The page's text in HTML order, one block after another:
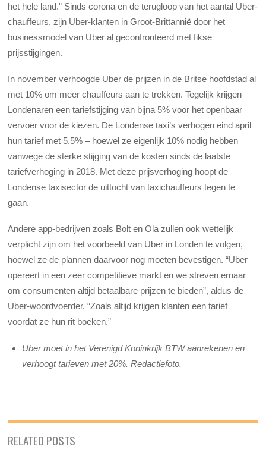
het hele land.” Sinds corona en de terugloop van het aantal Uber-
chauffeurs, zijn Uber-klanten in Groot-Brittannië door het
businessmodel van Uber al geconfronteerd met fikse
prijsstijgingen.
In november verhoogde Uber de prijzen in de Britse hoofdstad al
met 10% om meer chauffeurs aan te trekken. Tegelijk krijgen
Londenaren een tariefstijging van bijna 5% voor het openbaar
vervoer voor de kiezen. De Londense taxi’s verhogen eind april
hun tarief met 5,5% – hoewel ze eigenlijk 10% nodig hebben
vanwege de sterke stijging van de kosten sinds de laatste
tariefverhoging in 2018. Met deze prijsverhoging hoopt de
Londense taxisector de uittocht van taxichauffeurs tegen te
gaan.
Andere app-bedrijven zoals Bolt en Ola zullen ook wettelijk
verplicht zijn om het voorbeeld van Uber in Londen te volgen,
hoewel ze de plannen daarvoor nog moeten bevestigen. “Uber
opereert in een zeer competitieve markt en we streven ernaar
om consumenten altijd betaalbare prijzen te bieden”, aldus de
Uber-woordvoerder. “Zoals altijd krijgen klanten een tarief
voordat ze hun rit boeken.”
Uber moet in het Verenigd Koninkrijk BTW aanrekenen en
verhoogt tarieven met 20%. Redactiefoto.
RELATED POSTS